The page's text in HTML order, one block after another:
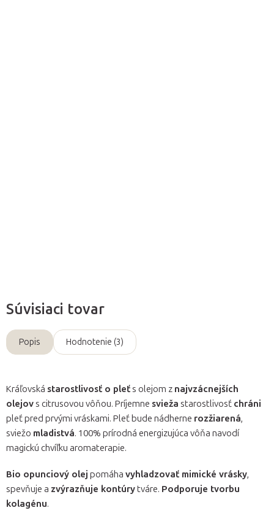
Súvisiaci tovar
Popis Hodnotenie (3)
Kráľovská starostlivosť o pleťs olejom z najvzácnejších
olejovs citrusovou vôňou. Príjemne svieža starostlivosť chráni
pleť pred prvými vráskami. Pleť bude nádherne rozžiarená,
sviežo mladistvá. 100% prírodná energizujúca vôňa navodí
magickú chvíľku aromaterapie.
Bio opunciový olej pomáha vyhladzovať mimické vrásky,
spevňuje a zvýrazňuje kontúrytváre. Podporuje tvorbu
kolagénu.